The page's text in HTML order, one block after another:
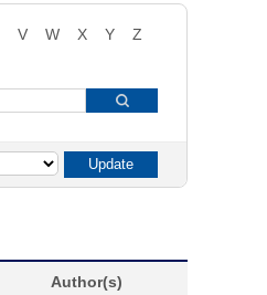
V W X Y
Z
Author(s)